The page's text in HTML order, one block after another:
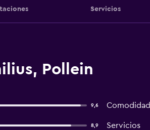
Servicios
Pollein
9,6 Comodidad
8,9 Servicios